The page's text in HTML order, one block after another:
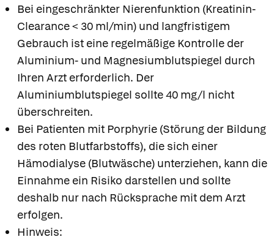
Bei eingeschränkter Nierenfunktion (Kreatinin-
Clearance < 30 ml/min) und langfristigem
Gebrauch ist eine regelmäßige Kontrolle der
Aluminium- und Magnesiumblutspiegel durch
Ihren Arzt erforderlich. Der
Aluminiumblutspiegel sollte 40 mg/l nicht
überschreiten.
Bei Patienten mit Porphyrie (Störung der Bildung
des roten Blutfarbstoffs), die sich einer
Hämodialyse (Blutwäsche) unterziehen, kann die
Einnahme ein Risiko darstellen und sollte
deshalb nur nach Rücksprache mit dem Arzt
erfolgen.
Hinweis: